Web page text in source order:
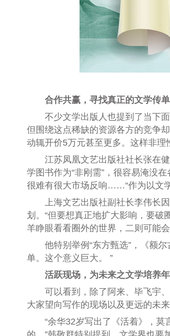
合作共赢，寻找真正的文学传单
不少文学出版人也提到了当下面
但围绕这点稀缺的资源各方的竞争
动辄开价5万元甚至更多。这样非理
江苏凤凰文艺出版社社长张在健
学图书作为“非刚需”，很容易淹没
很难有很大市场反响……“作为以文
上海文艺出版社副社长李伟长因
划。“但要想真正地扩大影响，要
羊睁眼看看圈外的世界，二则可能
他特别举例“东方甄选”，《额尔
单。这个意义巨大。 ”
活跃现场，为未来之文学培养
可以看到，除了阿来、毕飞宇、
大家望向写作的现场以及更远的未
“余华32岁写出了《活着》，莫